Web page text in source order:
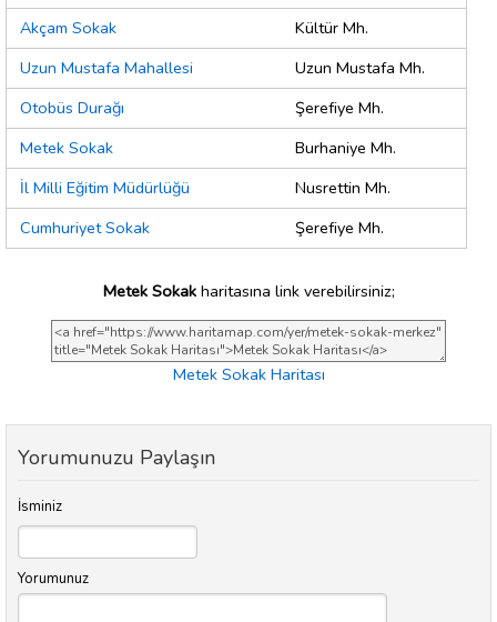
Akçam Sokak
Kültür Mh.
Uzun Mustafa Mahallesi
Uzun Mustafa Mh.
Otobüs Durağı
Şerefiye Mh.
Metek Sokak
Burhaniye Mh.
İl Milli Eğitim Müdürlüğü
Nusrettin Mh.
Cumhuriyet Sokak
Şerefiye Mh.
Metek Sokakharitasına link verebilirsiniz;
Metek Sokak Haritası
Yorumunuzu Paylaşın
İsminiz
Yorumunuz